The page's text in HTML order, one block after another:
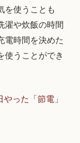
を使うことも
濯や炊飯の時間
電時間を決めた
使うことができ
った「節電」